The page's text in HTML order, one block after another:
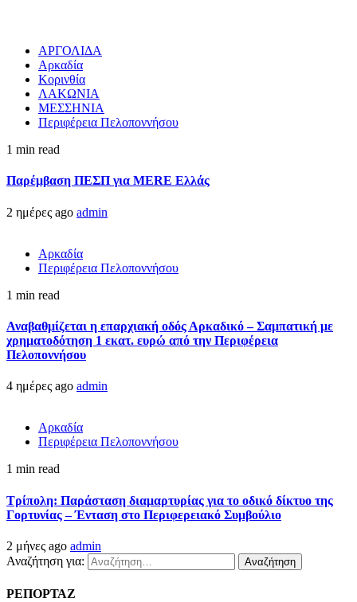
ΑΡΓΟΛΙΔΑ
Αρκαδία
Κορινθία
ΛΑΚΩΝΙΑ
ΜΕΣΣΗΝΙΑ
Περιφέρεια Πελοποννήσου
1 min read
Παρέμβαση ΠΕΣΠ για MERE Ελλάς
2 ημέρες ago admin
Αρκαδία
Περιφέρεια Πελοποννήσου
1 min read
Αναβαθμίζεται η επαρχιακή οδός Αρκαδικό – Σαμπατική με
χρηματοδότηση 1 εκατ. ευρώ από την Περιφέρεια
Πελοποννήσου
4 ημέρες ago admin
Αρκαδία
Περιφέρεια Πελοποννήσου
1 min read
Τρίπολη: Παράσταση διαμαρτυρίας για το οδικό δίκτυο της
Γορτυνίας – Ένταση στο Περιφερειακό Συμβούλιο
2 μήνες ago admin
Αναζήτηση για:
ΡΕΠΟΡΤΑΖ